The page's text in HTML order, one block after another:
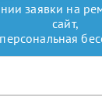
заявки на
сайт,